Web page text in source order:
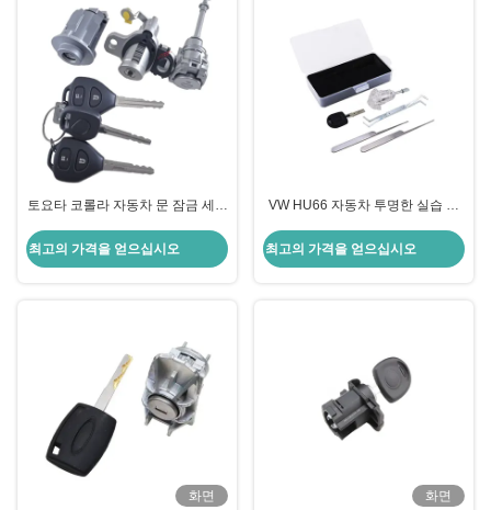
토요타 코롤라 자동차 문 잠금 세트
최고의 가격을 얻으십시오
VW HU66 자동차 투명한 실습 잠
최고의 가격을 얻으십시오
화면
화면